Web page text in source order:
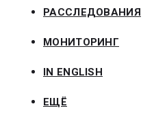
РАССЛЕДОВАНИЯ
МОНИТОРИНГ
IN ENGLISH
ЕЩЁ